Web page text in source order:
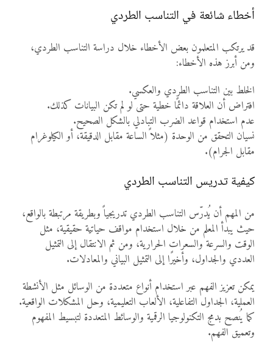
أخطاء شائعة في التناسب الطردي
قد يرتكب المتعلمون بعض الأخطاء خلال دراسة التناسب الطردي،
ومن أبرز هذه الأخطاء:
الخلط بين التناسب الطردي والعكسي.
افتراض أن العلاقة دائمًا خطية حتى لو لم تكن البيانات كذلك.
عدم استخدام قواعد الضرب التبادلي بالشكل الصحيح.
نسيان التحقق من الوحدة (مثلاً الساعة مقابل الدقيقة، أو الكيلوغرام
مقابل الجرام).
كيفية تدريس التناسب الطردي
من المهم أن يُدرّس التناسب الطردي تدريجياً وبطريقة مرتبطة بالواقع،
حيث يبدأ المعلم من خلال استخدام مواقف حياتية حقيقية، مثل
الوقت والسرعة والسعرات الحرارية، ومن ثم الانتقال إلى التمثيل
العددي والجداول، وأخيرًا إلى التمثيل البياني والمعادلات.
يمكن تعزيز الفهم عبر استخدام أنواع متعددة من الوسائل مثل الأنشطة
العملية، الجداول التفاعلية، الألعاب التعليمية، وحل المشكلات الواقعية.
كما يُنصح بدمج التكنولوجيا الرقمية والوسائط المتعددة لتبسيط المفهوم
وتعميق الفهم.